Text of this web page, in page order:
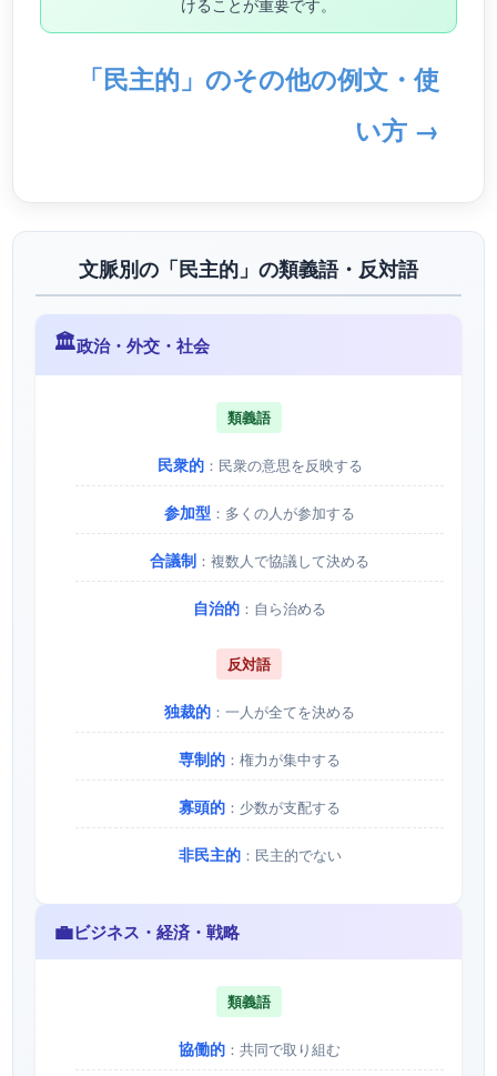
けることが重要です。
「民主的」のその他の例文・使
い方 →
文脈別の「民主的」の類義語・反対語
🏛️政治・外交・社会
類義語
民衆的：民衆の意思を反映する
参加型 ：多くの人が参加する
合議制 ：複数人で協議して決める
自治的 ：自ら治める
反対語
独裁的 ：一人が全てを決める
専制的 ：権力が集中する
寡頭的 ：少数が支配する
非民主的：民主的でない
💼ビジネス・経済・戦略
類義語
協働的 ：共同で取り組む